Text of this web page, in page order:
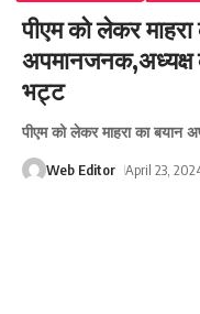
पीएम को लेकर
अपमानजनक,अध्यक्ष
भट्ट
पीएम को लेकर माहरा का
Web Editor April 23,